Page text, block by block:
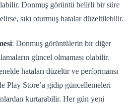
Donmuş görüntü belirli bir süre
sıkı oturmuş hatalar düzeltilebilir.
: Donmuş görüntülerin bir diğer
güncel olmaması olabilir.
hataları düzeltir ve performansı
Play Store’a gidip güncellemeleri
kurtarabilir. Her gün yeni